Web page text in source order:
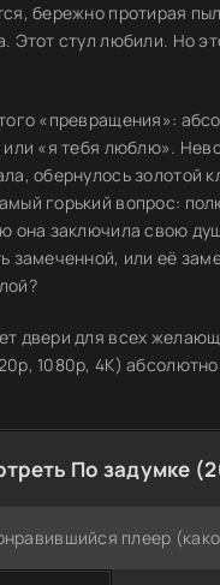
бережно протирая
Этот стул любили. Но
«превращения»:
«я тебя люблю».
обернулось золотой
горький вопрос:
она заключила свою
замеченной, или её
двери для всех
1080p, 4K)
По задумке
плеер